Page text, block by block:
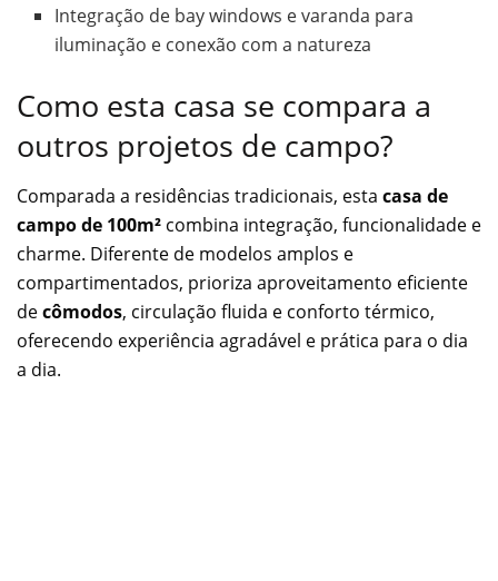
Integração de bay windows e varanda para
iluminação e conexão com a natureza
Como esta casa se compara a
outros projetos de campo?
Comparada a residências tradicionais, esta casa de
campo de 100m² combina integração, funcionalidade e
charme. Diferente de modelos amplos e
compartimentados, prioriza aproveitamento eficiente
decômodos, circulação fluida e conforto térmico,
oferecendo experiência agradável e prática para o dia
a dia.